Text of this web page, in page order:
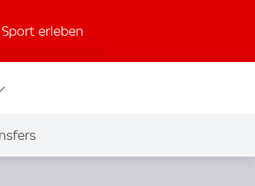
Sport erleben